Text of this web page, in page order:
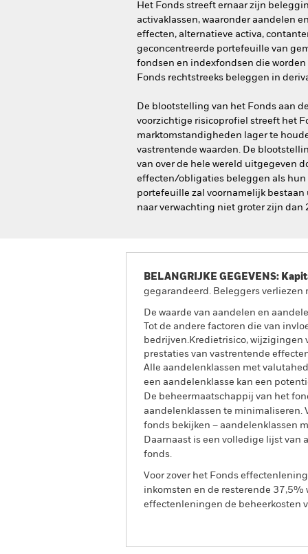
Het Fonds streeft ernaar zijn
activaklassen, waaronder aandelen
effecten, alternatieve activa,
geconcentreerde portefeuille van
fondsen en indexfondsen die
Fonds rechtstreeks beleggen in
De blootstelling van het Fonds aan
voorzichtige risicoprofiel streeft het
marktomstandigheden lager te
vastrentende waarden. De
van over de hele wereld uitgegeven
effecten/obligaties beleggen als hun
portefeuille zal voornamelijk bestaan
naar verwachting niet groter zijn dan
BELANGRIJKE GEGEVENS:
gegarandeerd. Beleggers
De waarde van aandelen en
Tot de andere factoren die van
bedrijven.Kredietrisico,
prestaties van vastrentende
Alle aandelenklassen met
een aandelenklasse kan een
De beheermaatschappij van het
aandelenklassen te minimaliseren.
fonds bekijken – aandelenklassen
Daarnaast is een volledige lijst
fonds.
Voor zover het Fonds
inkomsten en de resterende
effectenleningen de beheerkosten